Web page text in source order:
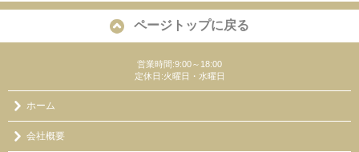
ページトップに戻る
営業時間:9:00～18:00
定休日:火曜日・水曜日
ホーム
会社概要